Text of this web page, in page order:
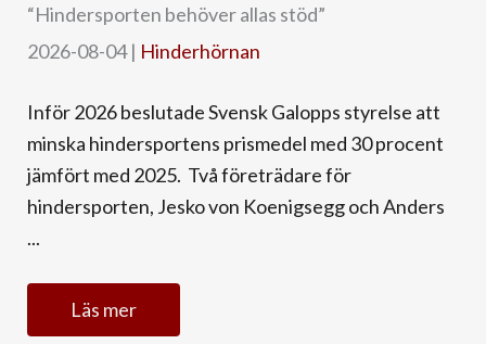
“Hindersporten behöver allas stöd”
2026-08-04| Hinderhörnan
Inför 2026 beslutade Svensk Galopps styrelse att
minska hindersportens prismedel med 30 procent
jämfört med 2025. Två företrädare för
hindersporten, Jesko von Koenigsegg och Anders
...
Läs mer